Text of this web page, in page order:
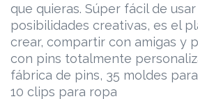
que quieras. Súper fácil de
posibilidades creativas, es el
crear, compartir con amigas y
con pins totalmente
fábrica de pins, 35 moldes
10 clips para ropa